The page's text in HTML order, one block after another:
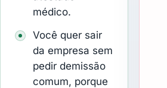
médico.
Você quer sair
da empresa sem
pedir demissão
comum, porque